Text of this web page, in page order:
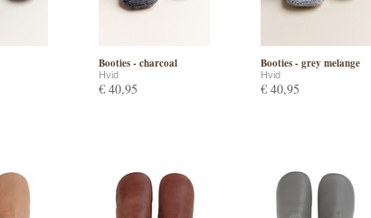
Booties - charcoal
Hvid
€ 40,95
Booties - grey melange
Hvid
€ 40,95